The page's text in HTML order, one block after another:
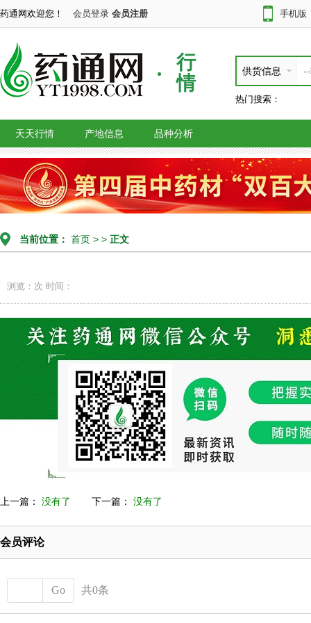
药通网欢迎您！ 会员登录 会员注册 手机版
行
情
供货信息
热门搜索：
天天行情 产地信息 品种分析
当前位置： 首页 > > 正文
浏览：次 时间：
上一篇： 没有了 下一篇： 没有了
会员评论
Go 共0条